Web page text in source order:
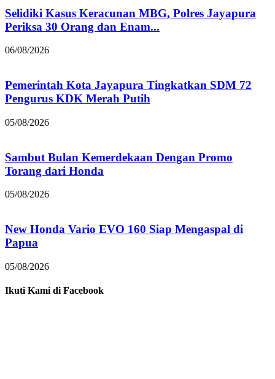
Selidiki Kasus Keracunan MBG, Polres Jayapura
Periksa 30 Orang dan Enam...
06/08/2026
Pemerintah Kota Jayapura Tingkatkan SDM 72
Pengurus KDK Merah Putih
05/08/2026
Sambut Bulan Kemerdekaan Dengan Promo
Torang dari Honda
05/08/2026
New Honda Vario EVO 160 Siap Mengaspal di
Papua
05/08/2026
Ikuti Kami di Facebook